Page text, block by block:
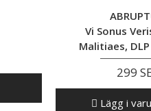
Vi Sonus
Malitiaes,
299
Lägg i